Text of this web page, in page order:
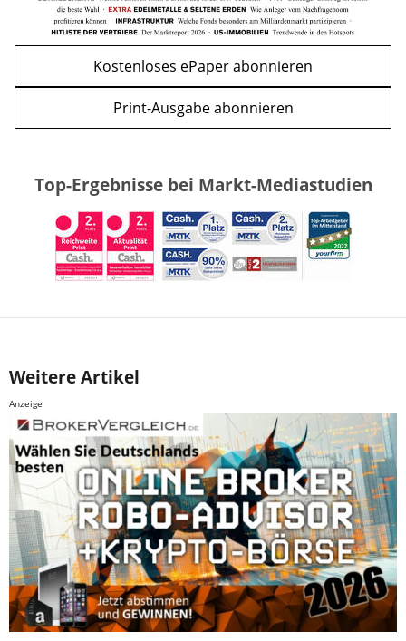
Kostenloses ePaper abonnieren
Print-Ausgabe abonnieren
Top-Ergebnisse bei Markt-Mediastudien
Weitere Artikel
Anzeige